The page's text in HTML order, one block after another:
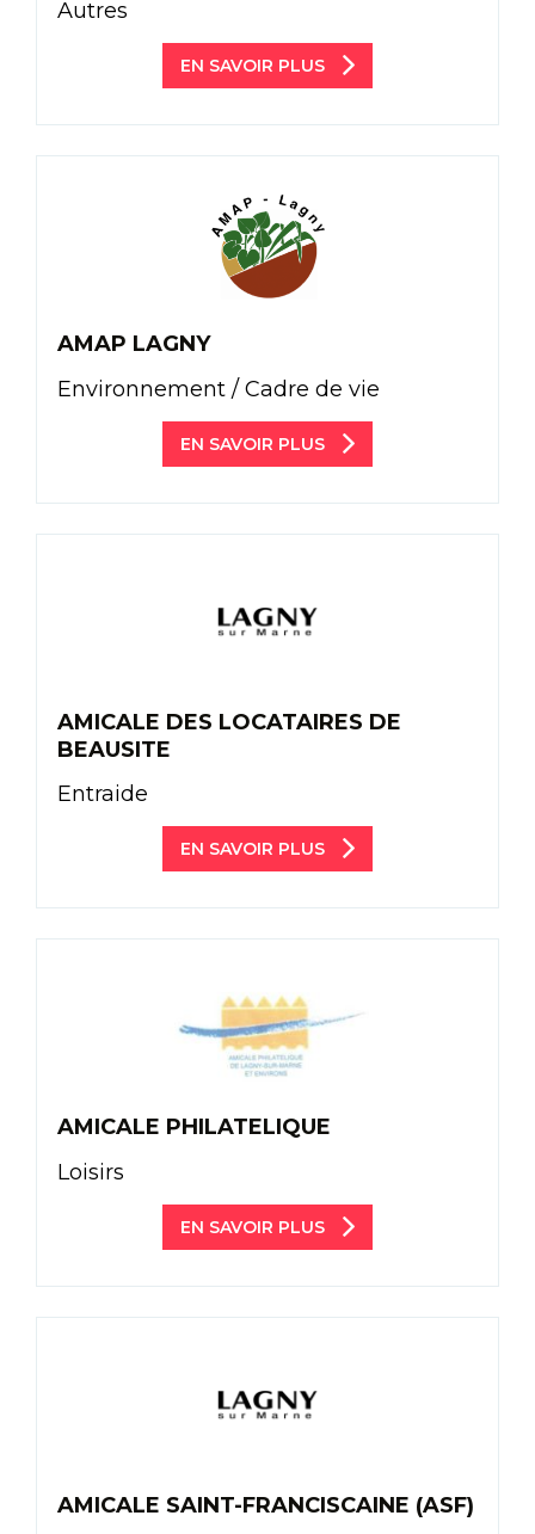
Autres
EN SAVOIR PLUS
AMAP LAGNY
Environnement / Cadre de vie
EN SAVOIR PLUS
AMICALE DES LOCATAIRES DE
BEAUSITE
Entraide
EN SAVOIR PLUS
AMICALE PHILATELIQUE
Loisirs
EN SAVOIR PLUS
AMICALE SAINT-FRANCISCAINE (ASF)